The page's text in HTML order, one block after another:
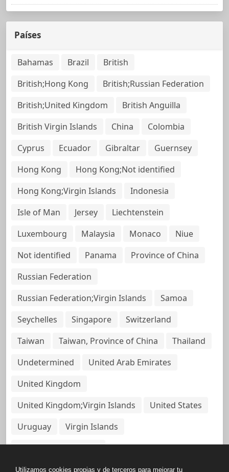
Países
Bahamas Brazil
British
British;Hong Kong
British;Russian Federation
British;United Kingdom
British Anguilla
British Virgin Islands
China
Colombia
Cyprus
Ecuador Gibraltar
Guernsey
Hong Kong
Hong Kong;Not identified
Hong Kong;Virgin Islands
Indonesia
Isle of Man
Jersey
Liechtenstein
Luxembourg
Malaysia Monaco
Niue
Not identified
Panama
Province of China
Russian Federation
Russian Federation;Virgin Islands
Samoa
Seychelles
Singapore
Switzerland
Taiwan
Taiwan, Province of China
Thailand
Undetermined
United Arab Emirates
United Kingdom
United Kingdom;Virgin Islands
United States
Uruguay
Virgin Islands
Virgin Islands, British
Utilizamos cookies propias y de terceros para mejorar tu